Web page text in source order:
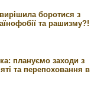
боротися з
та рашизму?!
плануємо заходи з
та перепоховання в